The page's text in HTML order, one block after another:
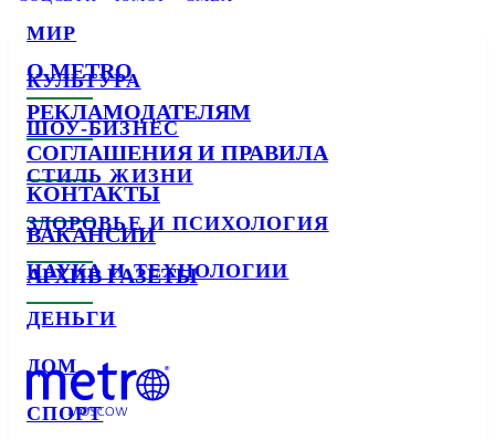
МИР
КУЛЬТУРА
ШОУ-БИЗНЕС
СТИЛЬ ЖИЗНИ
ЗДОРОВЬЕ И ПСИХОЛОГИЯ
НАУКА И ТЕХНОЛОГИИ
ДЕНЬГИ
ДОМ
СПОРТ
О METRO
РЕКЛАМОДАТЕЛЯМ
СОГЛАШЕНИЯ И ПРАВИЛА
КОНТАКТЫ
ВАКАНСИИ
АРХИВ ГАЗЕТЫ